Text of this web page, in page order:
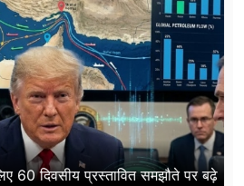
60 दिवसीय प्रस्तावित समझौते पर बढ़े